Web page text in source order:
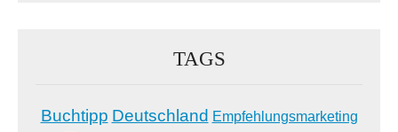
TAGS
Buchtipp Deutschland Empfehlungsmarketing